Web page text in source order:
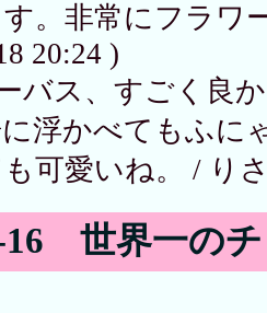
。非常にフラワ
20:24 )
バス、すごく良
浮かべてもふに
可愛いね。 / り
16 世界一の